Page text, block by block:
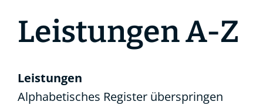
Leistungen A-Z
Leistungen
Alphabetisches Register überspringen